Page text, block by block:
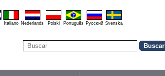
Italiano Nederlands Polski Português Pyccĸий Svenska